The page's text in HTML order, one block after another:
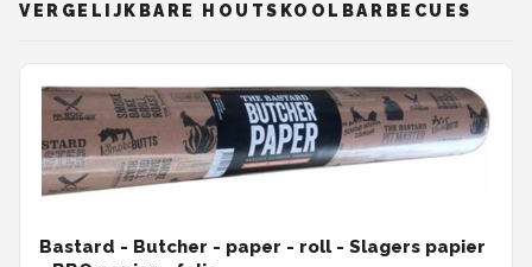
VERGELIJKBARE HOUTSKOOLBARBECUES
Bastard - Butcher - paper - roll - Slagers papier